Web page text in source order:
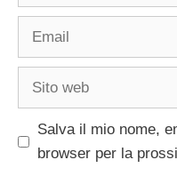
Email
Sito
Salva il mio nome,
browser per la